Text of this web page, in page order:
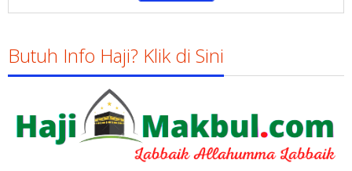
Butuh Info Haji? Klik di Sini